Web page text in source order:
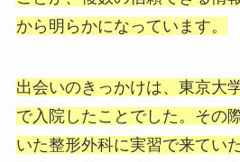
から明らかになっています。
出会いのきっかけは、東京大
で入院したことでした。その
いた整形外科に実習で来てい